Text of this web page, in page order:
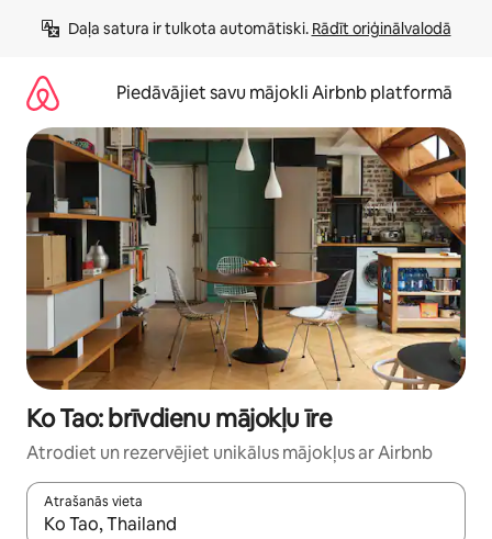
saturu
Daļa satura ir tulkota automātiski. Rādīt oriģinālvalodā
Piedāvājiet savu mājokli Airbnb platformā
Ko Tao: brīvdienu mājokļu īre
Atrodiet un rezervējiet unikālus mājokļus ar Airbnb
Atrašanās vieta
Kad rezultāti kļūs pieejami, izmantojiet bultiņu uz augšu un